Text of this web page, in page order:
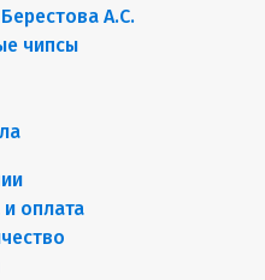
А.С.
чипсы
оплата